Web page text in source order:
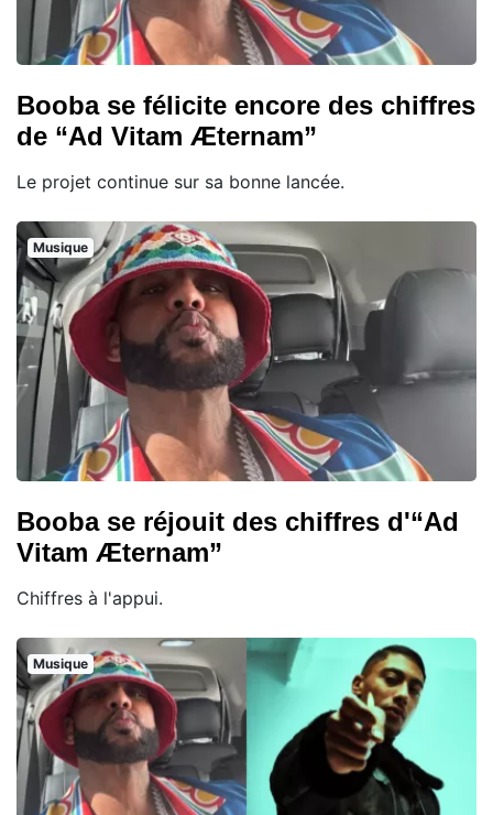
Booba se félicite encore des chiffres
de “Ad Vitam Æternam”
Le projet continue sur sa bonne lancée.
Musique
Booba se réjouit des chiffres d'“Ad
Vitam Æternam”
Chiffres à l'appui.
Musique